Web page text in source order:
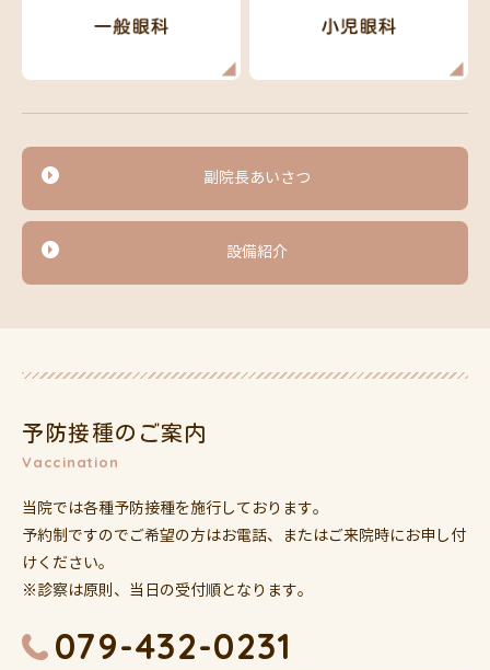
副院長あいさつ
設備紹介
予防接種のご案内
Vaccination
当院では各種予防接種を施行しております。
予約制ですのでご希望の方はお電話、またはご来院時にお申し付
けください。
※診察は原則、当日の受付順となります。
079-432-0231